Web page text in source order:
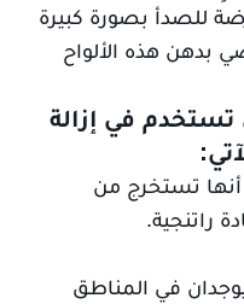
للصدأ بصورة كبيرة
بدهن هذه الألواح
تستخدم في إزالة
أنها تستخرج من
راتنجية.
في المناطق